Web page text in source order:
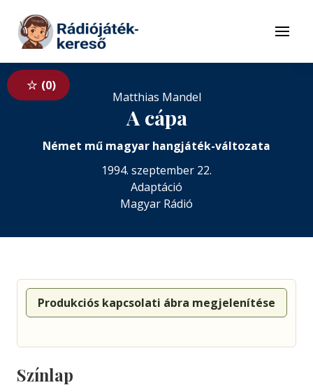
Tovább a tartalomhoz
Menü
0
Matthias Mandel
A cápa
Német mű magyar hangjáték-változata
1994. szeptember 22.
Adaptáció
Magyar Rádió
Produkciós kapcsolati ábra megjelenítése
Színlap